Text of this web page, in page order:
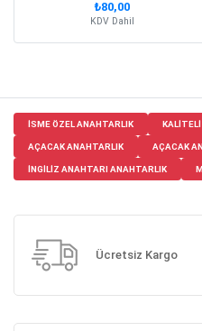
₺80,00
KDV Dahil
ISME ÖZEL ANAHTARLIK KALITELI
AÇACAK ANAHTARLIK AÇACAK
INGILIZ ANAHTARI ANAHTARLIK
Ücretsiz Kargo